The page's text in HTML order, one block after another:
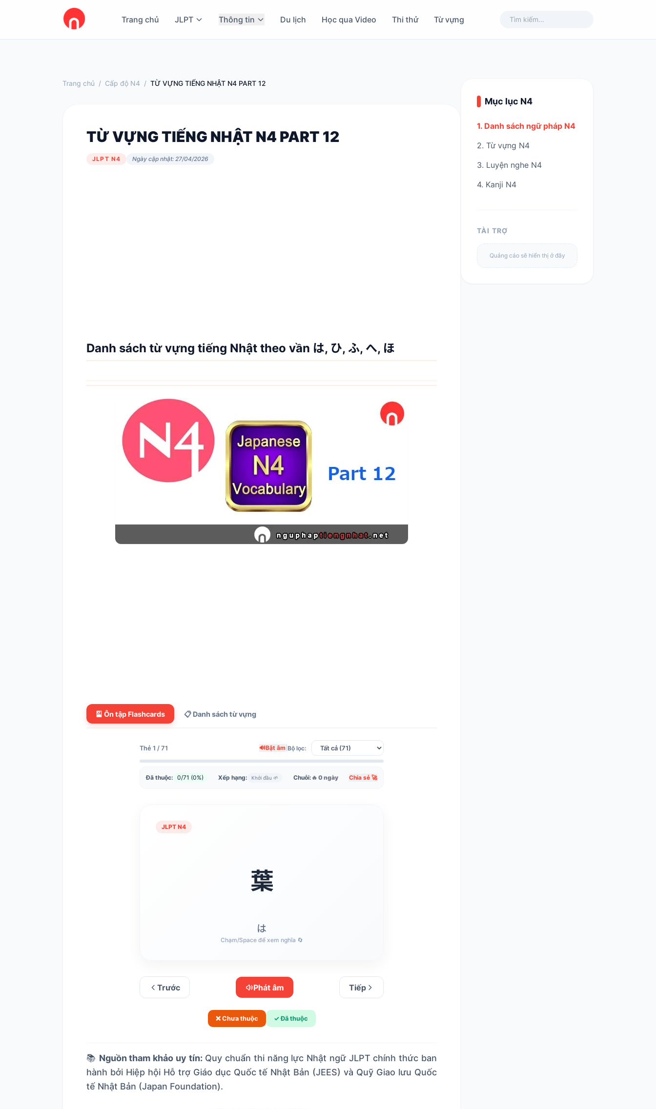
Trang chủ JLPT Thông tin Du lịch Học qua Video Thi thử Từ vựng
Trang chủ / Cấp độ N4 / TỪ VỰNG TIẾNG NHẬT N4 PART 12
TỪ VỰNG TIẾNG NHẬT N4 PART 12
JLPT N4 Ngày cập nhật: 27/04/2026
Danh sách từ vựng tiếng Nhật theo vần は, ひ, ふ, へ, ほ
🎴 Ôn tập Flashcards 📋 Danh sách từ vựng
Thẻ 1 / 71 🔊Bật âm Bộ lọc:
Đã thuộc: 0/71 (0%) Xếp hạng: Khởi đầu 🌱 Chuỗi: 🔥 0 ngày Chia sẻ 🚀
JLPT N4
葉
は
Chạm/Space để xem nghĩa 🔄
Chạm/Space để lật lại 🔄
Trước Phát âm Tiếp
❌ Chưa thuộc ✓ Đã thuộc
📚 Nguồn tham khảo uy tín: Quy chuẩn thi năng lực Nhật ngữ JLPT chính thức ban
hành bởi Hiệp hội Hỗ trợ Giáo dục Quốc tế Nhật Bản (JEES) và Quỹ Giao lưu Quốc
tế Nhật Bản (Japan Foundation).
Mục lục N4
1. Danh sách ngữ pháp N4
2. Từ vựng N4
3. Luyện nghe N4
4. Kanji N4
TÀI TRỢ
Quảng cáo sẽ hiển thị ở đây